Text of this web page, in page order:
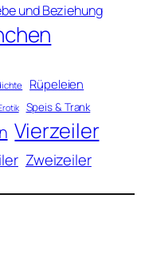
und Beziehung
Rüpeleien
Speis & Trank
Vierzeiler
Zweizeiler